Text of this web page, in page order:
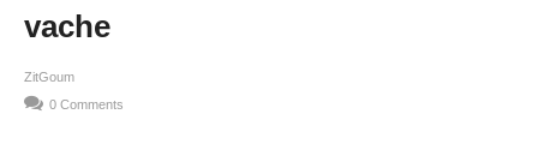
vache
ZitGoum
0 Comments